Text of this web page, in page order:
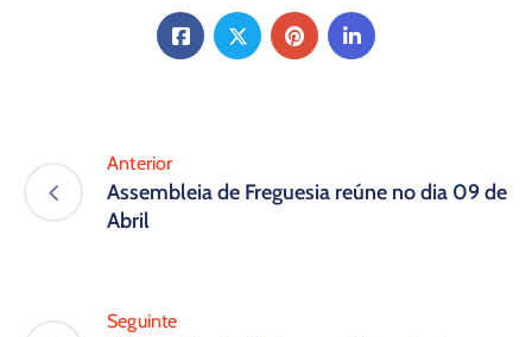
Anterior
Assembleia de Freguesia reúne no dia 09 de
Abril
Seguinte